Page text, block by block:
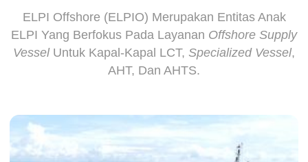
ELPI Offshore (ELPIO) Merupakan Entitas Anak
ELPI Yang Berfokus Pada Layanan Offshore Supply
VesselUntuk Kapal-Kapal LCT, Specialized Vessel,
AHT, Dan AHTS.